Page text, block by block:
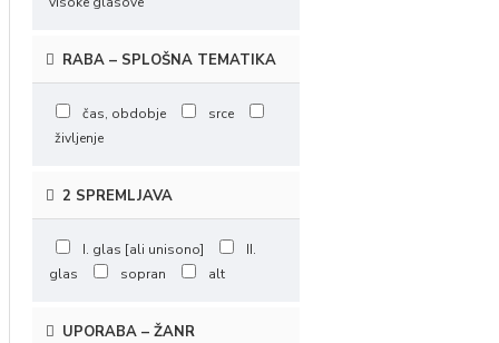
RABA – SPLOŠNA TEMATIKA
čas, obdobje
srce
življenje
2 SPREMLJAVA
I. glas [ali unisono]
II.
glas
sopran alt
UPORABA – ŽANR